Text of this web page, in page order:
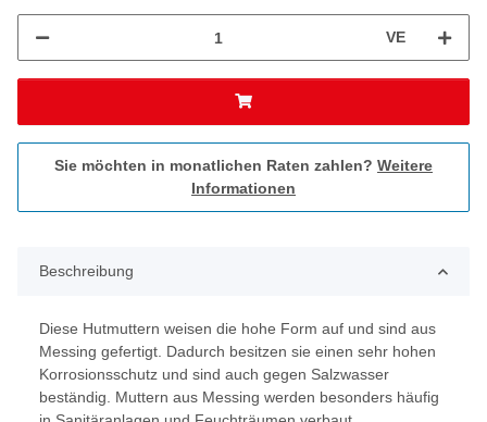
VE
Sie möchten in monatlichen Raten zahlen? Weitere
Informationen
Beschreibung
Diese Hutmuttern weisen die hohe Form auf und sind aus
Messing gefertigt. Dadurch besitzen sie einen sehr hohen
Korrosionsschutz und sind auch gegen Salzwasser
beständig. Muttern aus Messing werden besonders häufig